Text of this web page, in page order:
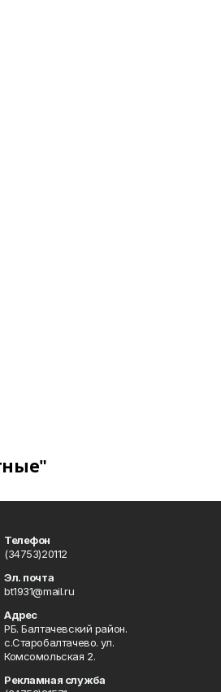
Телефон
(34753)20112
Эл. почта
bt1931@mail.ru
Адрес
РБ. Балтачевский район.
с.Старобалтачево. ул.
Комсомольская 2.
Рекламная служба